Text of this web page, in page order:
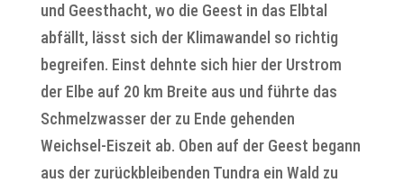
und Geesthacht, wo die Geest in das Elbtal
abfällt, lässt sich der Klimawandel so richtig
begreifen. Einst dehnte sich hier der Urstrom
der Elbe auf 20 km Breite aus und führte das
Schmelzwasser der zu Ende gehenden
Weichsel-Eiszeit ab. Oben auf der Geest begann
aus der zurückbleibenden Tundra ein Wald zu